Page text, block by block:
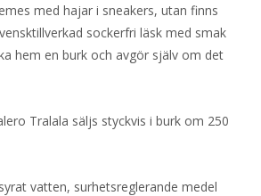
med hajar i sneakers, utan finns
sockerfri läsk med smak
hem en burk och avgör själv om det
Tralala säljs styckvis i burk om 250
vatten, surhetsreglerande medel